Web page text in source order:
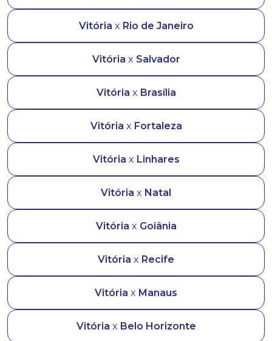
Vitória x Rio de Janeiro
Vitória x Salvador
Vitória x Brasília
Vitória x Fortaleza
Vitória x Linhares
Vitória x Natal
Vitória x Goiânia
Vitória x Recife
Vitória x Manaus
Vitória x Belo Horizonte